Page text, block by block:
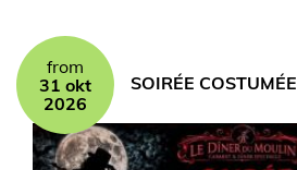
from
31 okt
2026
SOIRÉE COSTUMÉE